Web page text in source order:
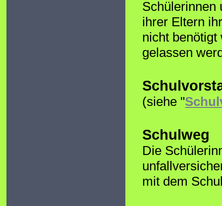
Schülerinnen
ihrer Eltern
nicht
gelassen
(siehe "
Schulweg
Die
mit dem